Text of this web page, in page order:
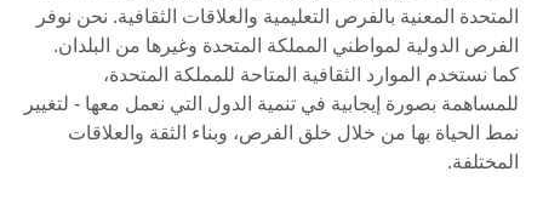
المتحدة المعنية بالفرص التعليمية والعلاقات الثقافية. نحن نوفر
الفرص الدولية لمواطني المملكة المتحدة وغيرها من البلدان.
كما نستخدم الموارد الثقافية المتاحة للمملكة المتحدة،
للمساهمة بصورة إيجابية في تنمية الدول التي نعمل معها - لتغيير
نمط الحياة بها من خلال خلق الفرص، وبناء الثقة والعلاقات
المختلفة.